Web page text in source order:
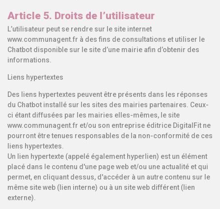
Article 5. Droits de l’utilisateur
L’utilisateur peut se rendre sur le site internet
www.communagent.fr à des fins de consultations et utiliser le
Chatbot disponible sur le site d’une mairie afin d’obtenir des
informations.
Liens hypertextes
Des liens hypertextes peuvent être présents dans les réponses
du Chatbot installé sur les sites des mairies partenaires. Ceux-
ci étant diffusées par les mairies elles-mêmes, le site
www.communagent.fr et/ou son entreprise éditrice DigitalFit ne
pourront être tenues responsables de la non-conformité de ces
liens hypertextes.
Un lien hypertexte (appelé également hyperlien) est un élément
placé dans le contenu d'une page web et/ou une actualité et qui
permet, en cliquant dessus, d'accéder à un autre contenu sur le
même site web (lien interne) ou à un site web différent (lien
externe).